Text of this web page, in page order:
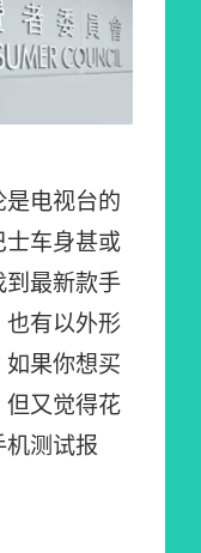
电视台的
车身甚或
最新款手
有以外形
果你想买
又觉得花
测试报